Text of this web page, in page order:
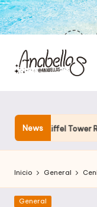
News
Eiffel Tower
Inicio General
Publicada
General